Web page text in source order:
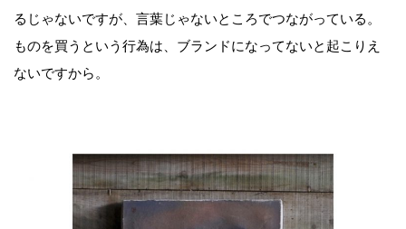
るじゃないですが、言葉じゃないところでつながっている。
ものを買うという行為は、ブランドになってないと起こりえ
ないですから。